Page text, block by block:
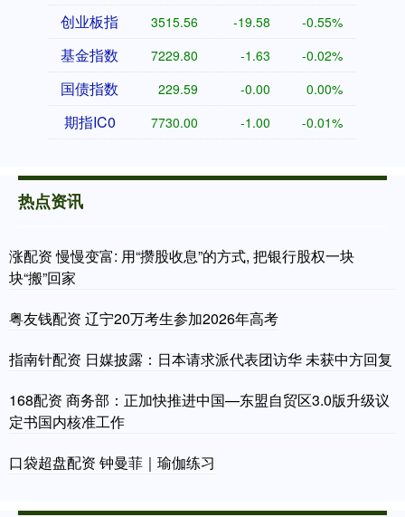
创业板指 3515.56 -19.58 -0.55%
基金指数 7229.80 -1.63 -0.02%
国债指数 229.59 -0.00 0.00%
期指IC0 7730.00 -1.00 -0.01%
热点资讯
涨配资 慢慢变富: 用“攒股收息”的方式, 把银行股权一块
块“搬”回家
粤友钱配资 辽宁20万考生参加2026年高考
指南针配资 日媒披露：日本请求派代表团访华 未获中方回复
168配资 商务部：正加快推进中国—东盟自贸区3.0版升级议
定书国内核准工作
口袋超盘配资 钟曼菲｜瑜伽练习